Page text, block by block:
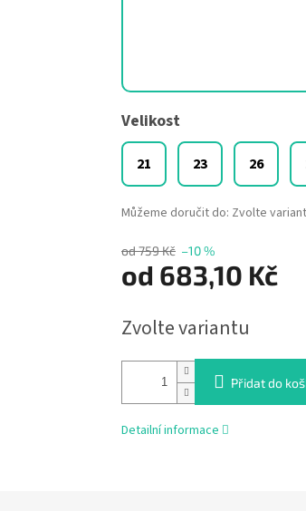
od 759 Kč –10 %
od 683,10 Kč
cena:
Zvolte variantu
Velikost
21 23 26
Můžeme doručit do: Zvolte
Přidat do
Detailní informace